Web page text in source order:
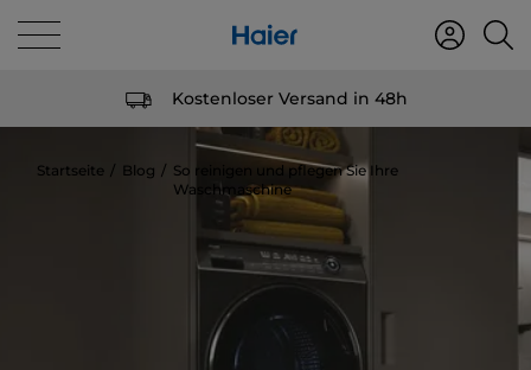
Kostenloser Versand in 48h
Startseite Blog
So reinigen und pflegen Sie Ihre
Waschmaschine